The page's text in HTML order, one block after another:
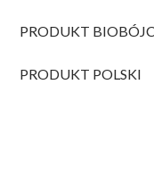
PRODUKT
PRODUKT POLSKI